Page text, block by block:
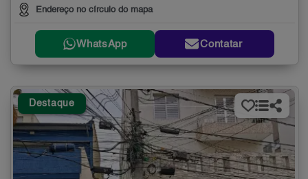
Endereço no círculo do mapa
WhatsApp Contatar
Destaque